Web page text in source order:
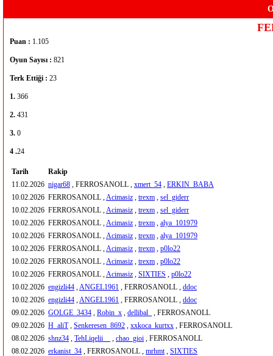
Puan : 1.105
Oyun Sayısı : 821
Terk Ettiği : 23
1. 366
2. 431
3. 0
4 .24
Tarih
Rakip
11.02.2026 nigar68 , FERROSANOLL , xmert_54 , ERKIN_BABA
10.02.2026 FERROSANOLL ,Acimasiz , trexm , sel_giderr
10.02.2026 FERROSANOLL ,Acimasiz , trexm , sel_giderr
10.02.2026 FERROSANOLL ,Acimasiz , trexm , alya_101979
10.02.2026 FERROSANOLL ,Acimasiz , trexm , alya_101979
10.02.2026 FERROSANOLL ,Acimasiz , trexm , p0lo22
10.02.2026 FERROSANOLL ,Acimasiz , trexm , p0lo22
10.02.2026 FERROSANOLL ,Acimasiz , SIXTIES , p0lo22
10.02.2026 engizli44 ,ANGEL1961 , FERROSANOLL , ddoc
10.02.2026 engizli44 ,ANGEL1961 , FERROSANOLL , ddoc
09.02.2026 GOLGE_3434 , Robin_x , dellibal_
, FERROSANOLL
09.02.2026 H_aliT, Senkeresen_8692 , xxkoca_kurtxx , FERROSANOLL
08.02.2026 shnz34 , TehLiqelii__ , chao_gioi , FERROSANOLL
08.02.2026 erkanist_34 , FERROSANOLL , mrhmt, SIXTIES